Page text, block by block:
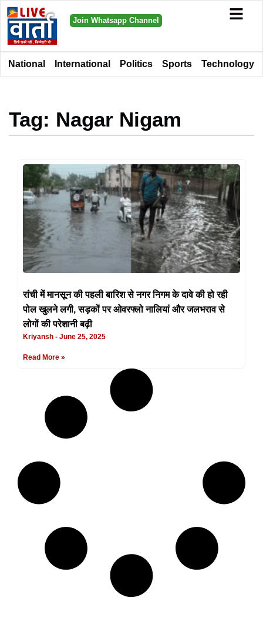
Join Whatsapp Channel
National International Politics Sports Technology
Tag: Nagar Nigam
रांची में मानसून की पहली बारिश से नगर निगम के दावे की हो रही
पोल खुलने लगी, सड़कों पर ओवरफ्लो नालियां और जलभराव से
लोगों की परेशानी बढ़ी
Kriyansh June 25, 2025
Read More »